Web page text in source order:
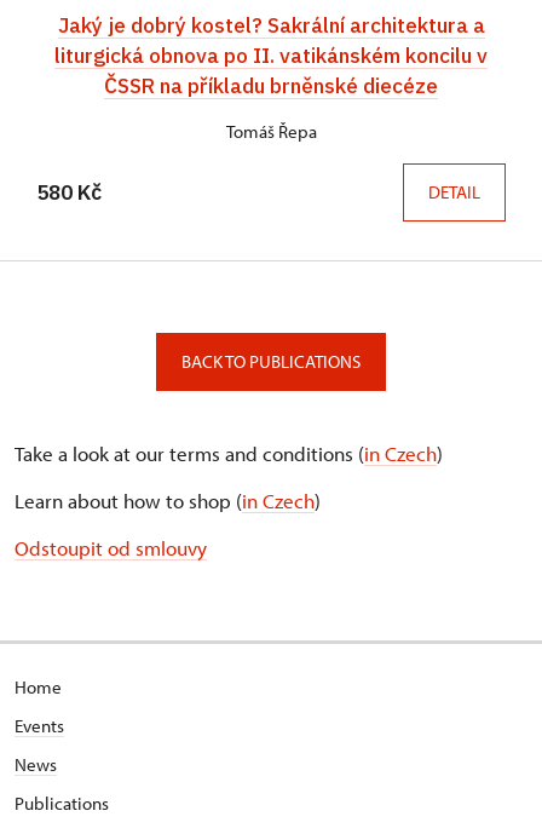
Jaký je dobrý kostel? Sakrální architektura a
liturgická obnova po II. vatikánském koncilu v
ČSSR na příkladu brněnské diecéze
Tomáš Řepa
580 Kč DETAIL
BACK TO PUBLICATIONS
Take a look at our terms and conditions (in Czech)
Learn about how to shop (in Czech)
Odstoupit od smlouvy
Home
Events
News
Publications